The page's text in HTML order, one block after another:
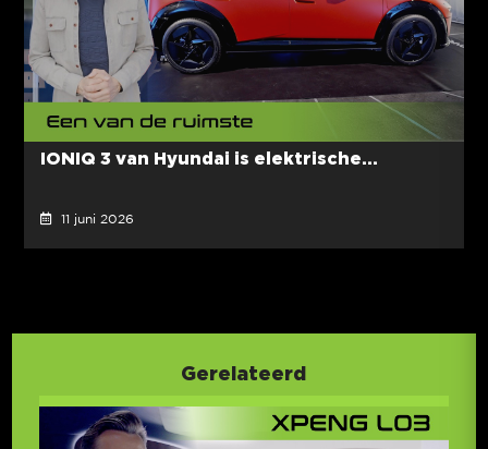
IONIQ 3 van Hyundai is elektrische...
11 juni 2026
Gerelateerd